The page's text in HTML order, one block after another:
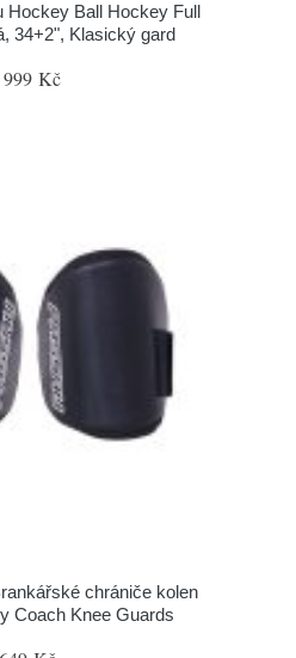
Hockey Ball Hockey Full
34+2", Klasický gard
Kč
chrániče kolen
Coach Knee Guards